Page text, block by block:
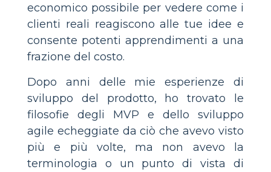
economico possibile per vedere come i
clienti reali reagiscono alle tue idee e
consente potenti apprendimenti a una
frazione del costo.
Dopo anni delle mie esperienze di
sviluppo del prodotto, ho trovato le
filosofie degli MVP e dello sviluppo
agile echeggiate da ciò che avevo visto
più e più volte, ma non avevo la
terminologia o un punto di vista di